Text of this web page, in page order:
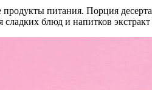
питания. Порция
блюд и напитков экстракт